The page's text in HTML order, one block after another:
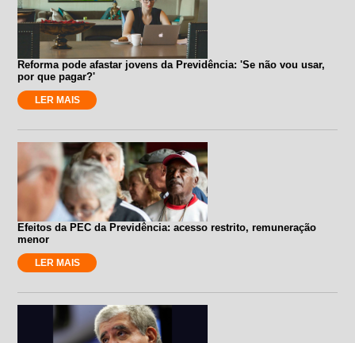
Reforma pode afastar jovens da Previdência: 'Se não vou usar,
por que pagar?'
LER MAIS
Efeitos da PEC da Previdência: acesso restrito, remuneração
menor
LER MAIS